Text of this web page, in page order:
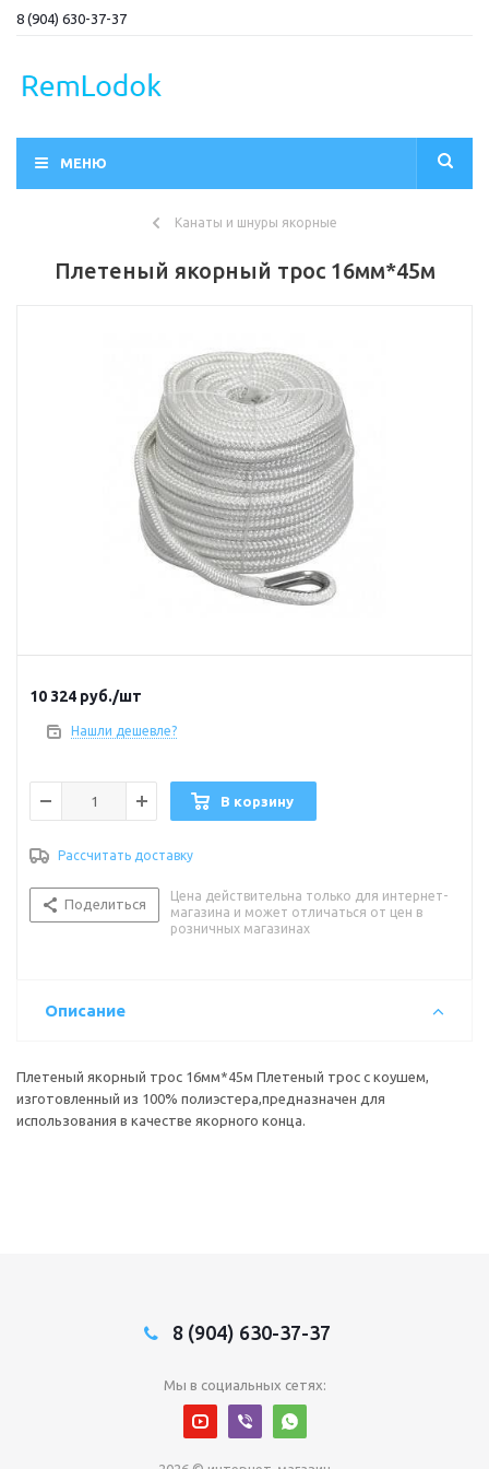
8 (904) 630-37-37
МЕНЮ
Канаты и шнуры якорные
Плетеный якорный трос 16мм*45м
10 324 руб./шт
Нашли дешевле?
В корзину
Рассчитать доставку
Поделиться
Цена действительна только для интернет-
магазина и может отличаться от цен в
розничных магазинах
Описание
Плетеный якорный трос 16мм*45м Плетеный трос с коушем,
изготовленный из 100% полиэстера,предназначен для
использования в качестве якорного конца.
8 (904) 630-37-37
Мы в социальных сетях: